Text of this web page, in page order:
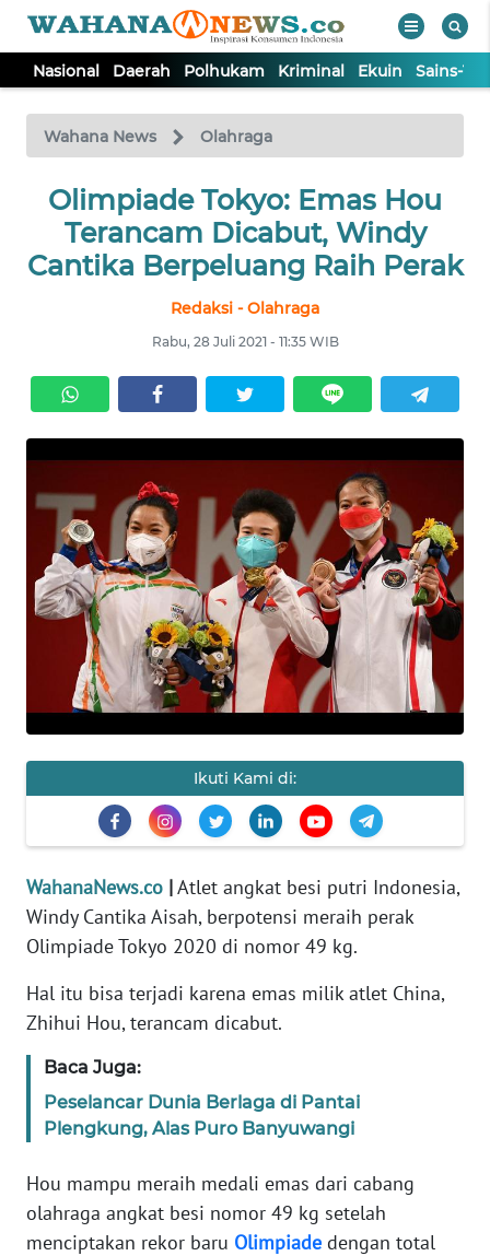
Nasional Daerah Polhukam Kriminal Ekuin Sains-
Wahana News Olahraga
Olimpiade Tokyo: Emas Hou
Terancam Dicabut, Windy
Cantika Berpeluang Raih Perak
Redaksi - Olahraga
Rabu, 28 Juli 2021 - 11:35 WIB
Ikuti Kami di:
WahanaNews.co |Atlet angkat besi putri Indonesia,
Windy Cantika Aisah, berpotensi meraih perak
Olimpiade Tokyo 2020 di nomor 49 kg.
Hal itu bisa terjadi karena emas milik atlet China,
Zhihui Hou, terancam dicabut.
Baca Juga:
Peselancar Dunia Berlaga di Pantai
Plengkung, Alas Puro Banyuwangi
Hou mampu meraih medali emas dari cabang
olahraga angkat besi nomor 49 kg setelah
menciptakan rekor baru Olimpiade dengan total
TV
Tutup
NASIONAL
DAERAH
KRIMINAL
EKUIN
SAINS-TEKNO
KESEHATAN
INTERNASIONAL
SERBA-SERBI
OLAHRAGA
EDITORIAL
Informasi
INDEKS
BERITA
KONTAK
KAMI
INFO
IKLAN